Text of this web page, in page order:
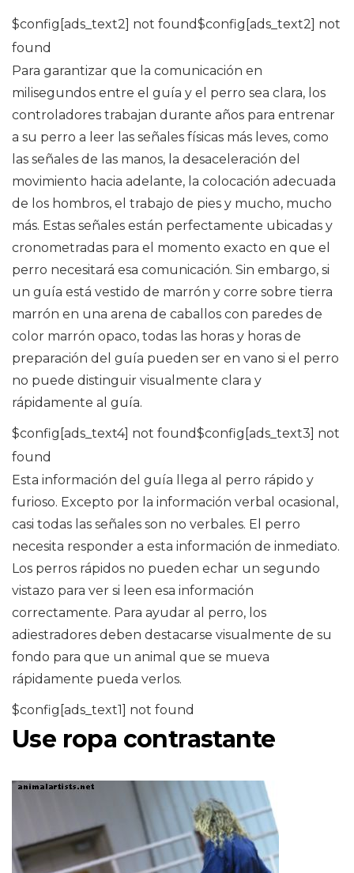
$config[ads_text2] not found$config[ads_text2] not
found
Para garantizar que la comunicación en
milisegundos entre el guía y el perro sea clara, los
controladores trabajan durante años para entrenar
a su perro a leer las señales físicas más leves, como
las señales de las manos, la desaceleración del
movimiento hacia adelante, la colocación adecuada
de los hombros, el trabajo de pies y mucho, mucho
más. Estas señales están perfectamente ubicadas y
cronometradas para el momento exacto en que el
perro necesitará esa comunicación. Sin embargo, si
un guía está vestido de marrón y corre sobre tierra
marrón en una arena de caballos con paredes de
color marrón opaco, todas las horas y horas de
preparación del guía pueden ser en vano si el perro
no puede distinguir visualmente clara y
rápidamente al guía.
$config[ads_text4] not found$config[ads_text3] not
found
Esta información del guía llega al perro rápido y
furioso. Excepto por la información verbal ocasional,
casi todas las señales son no verbales. El perro
necesita responder a esta información de inmediato.
Los perros rápidos no pueden echar un segundo
vistazo para ver si leen esa información
correctamente. Para ayudar al perro, los
adiestradores deben destacarse visualmente de su
fondo para que un animal que se mueva
rápidamente pueda verlos.
$config[ads_text1] not found
Use ropa contrastante